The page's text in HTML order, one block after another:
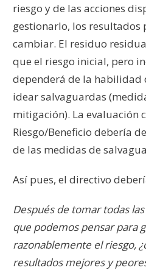
riesgo y de las acciones
gestionarlo, los resultados
cambiar. El residuo
que el riesgo inicial, pero
dependerá de la habilidad
idear salvaguardas
mitigación). La evaluación
Riesgo/Beneficio debería
de las medidas de
Así pues, el directivo
Después de tomar todas
que podemos pensar para
razonablemente el riesgo,
resultados mejores y